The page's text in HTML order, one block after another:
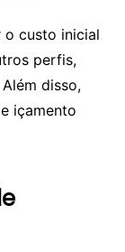
o custo inicial
perfis,
disso,
içamento